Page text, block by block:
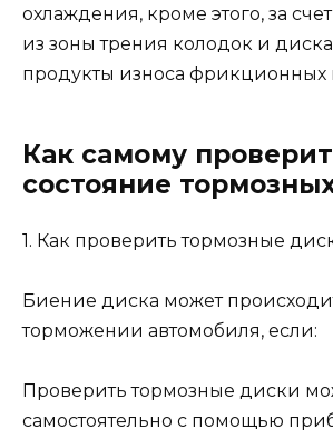
охлаждения, кроме этого, за
из зоны трения колодок и
продукты износа фрикционных
Как самому
состояние
1. Как проверить тормозные
Биение диска может
торможении автомобиля, если:
Проверить тормозные диски
самостоятельно с помощью